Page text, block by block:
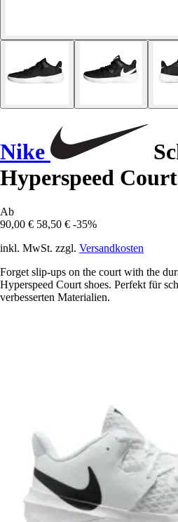
Nike
Hyperspeed Court
Ab
90,00 € 58,50 € -35%
inkl. MwSt. zzgl. Versandkosten
Forget slip-ups on the court with the
Hyperspeed Court shoes. Perfekt für
verbesserten Materialien.